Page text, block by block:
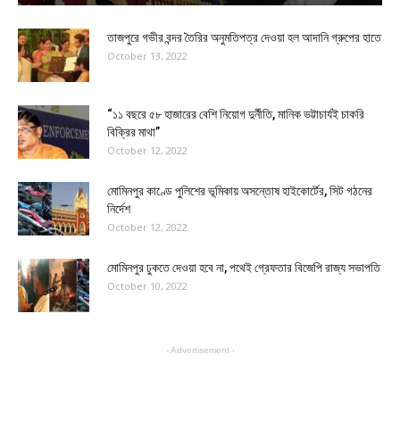
তাজপুরে গভীর বন্দর তৈরির অনুমতিপত্র দেওয়া হল আদানি গ্রুপের হাতে
October 13, 2022
“১১ বছরে ৫৮ হাজারের বেশি নিয়োগ দুর্নীতি, মানিক ভট্টাচার্যই চাকরি
বিক্রির মাথা”
October 12, 2022
মোমিনপুর কাণ্ডে পুলিশের ভূমিকায় অসন্তোষ হাইকোর্টের, সিট গঠনের
নির্দেশ
October 12, 2022
মোমিনপুর ঢুকতে দেওয়া হবে না, পথেই গ্রেফতার বিজেপি রাজ্য সভাপতি
October 10, 2022
- Advertisement -